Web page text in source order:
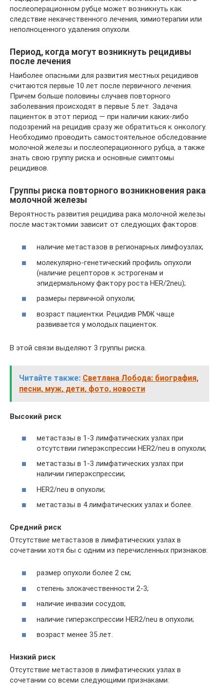
послеоперационном рубце может возникнуть как
следствие некачественного лечения, химиотерапии или
неполноценного удаления опухоли.
Период, когда могут возникнуть рецидивы
после лечения
Наиболее опасными для развития местных рецидивов
считаются первые 10 лет после первичного лечения.
Причем больше половины случаев повторного
заболевания происходят в первые 5 лет. Задача
пациенток в этот период — при наличии каких-либо
подозрений на рецидив сразу же обратиться к онкологу.
Необходимо проводить самостоятельное обследование
молочной железы и послеоперационного рубца, а также
знать свою группу риска и основные симптомы
рецидивов.
Группы риска повторного возникновения рака
молочной железы
Вероятность развития рецидива рака молочной железы
после мастэктомии зависит от следующих факторов:
наличие метастазов в регионарных лимфоузлах;
молекулярно-генетический профиль опухоли
(наличие рецепторов к эстрогенам и
эпидермальному фактору роста HER/2neu);
размеры первичной опухоли;
возраст пациентки. Рецидив РМЖ чаще
развивается у молодых пациенток.
В этой связи выделяют 3 группы риска.
Читайте также: Светлана Лобода: биография,
песни, муж, дети, фото, новости
Высокий риск
метастазы в 1-3 лимфатических узлах при
отсутствии гиперэкспрессии HER2/neu в опухоли;
метастазы в 1-3 лимфатических узлах при
наличии гиперэкспрессии;
HER2/neu в опухоли;
метастазы в 4 лимфатических узлах и более.
Средний риск
Отсутствие метастазов в лимфатических узлах в
сочетании хотя бы с одним из перечисленных признаков:
размер опухоли более 2 см;
степень злокачественности 2-3;
наличие инвазии сосудов;
наличие гиперэкспрессии HER2/neu в опухоли;
возраст менее 35 лет.
Низкий риск
Отсутствие метастазов в лимфатических узлах в
сочетании со всеми следующими признаками: